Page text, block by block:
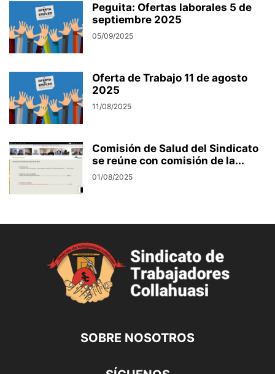
Peguita: Ofertas laborales 5 de
septiembre 2025
05/09/2025
Oferta de Trabajo 11 de agosto
2025
11/08/2025
Comisión de Salud del Sindicato
se reúne con comisión de la...
01/08/2025
SOBRE NOSOTROS